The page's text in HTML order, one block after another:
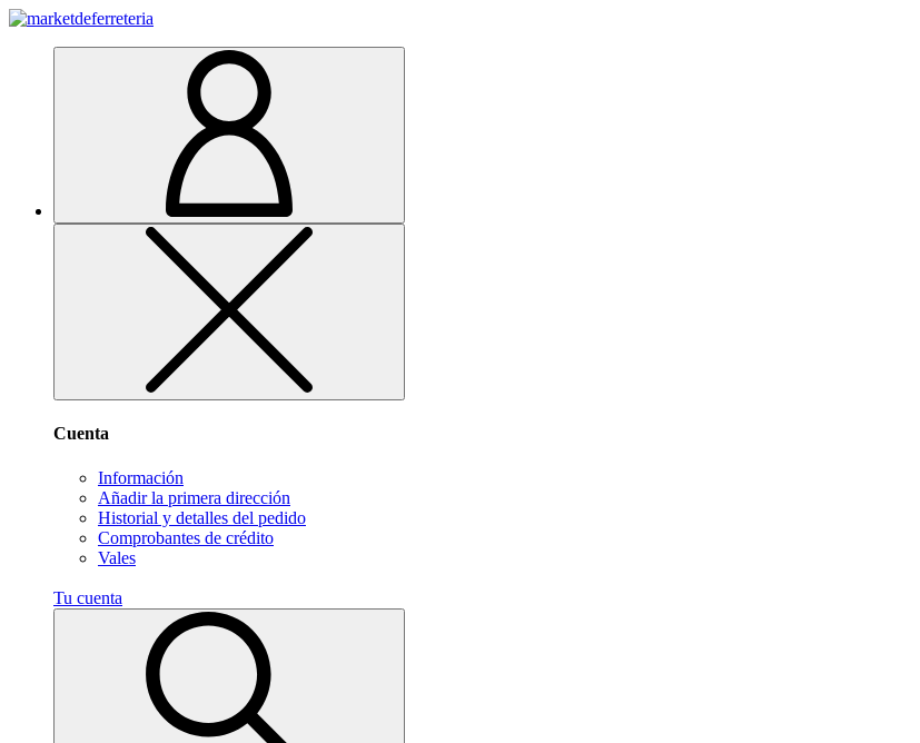
Cuenta
Información
Añadir la primera dirección
Historial y detalles del pedido
Comprobantes de crédito
Vales
Tu cuenta